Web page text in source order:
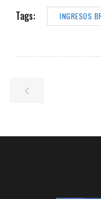
Tags: INGRESOS